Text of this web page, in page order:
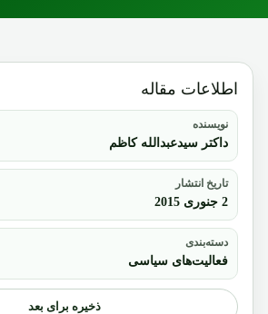
اطلاعات مقاله
نویسنده
داکتر سیدعبدالله کاظم
تاریخ انتشار
2 جنوری 2015
دسته‌بندی
فعالیت‌های سیاسی
ذخیره برای بعد